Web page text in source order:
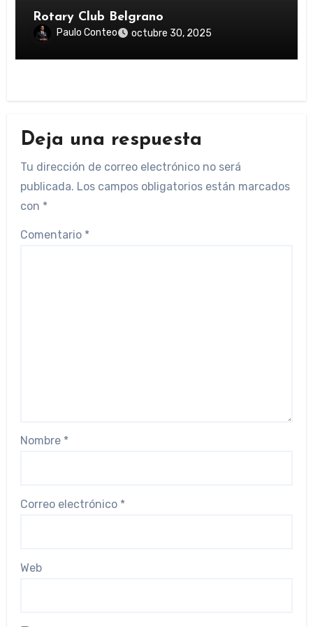
Rotary Club Belgrano
Paulo Conteo octubre 30, 2025
Deja una respuesta
Tu dirección de correo electrónico no será
publicada. Los campos obligatorios están marcados
con *
Comentario *
Nombre *
Correo electrónico *
Web